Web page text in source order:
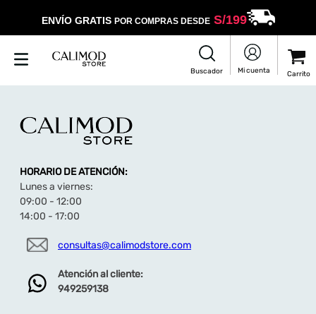
ENVÍO GRATIS POR COMPRAS DESDES/199
HORARIO DE ATENCIÓN:
Lunes a viernes:
09:00 - 12:00
14:00 - 17:00
consultas@calimodstore.com
Atención al cliente:
949259138